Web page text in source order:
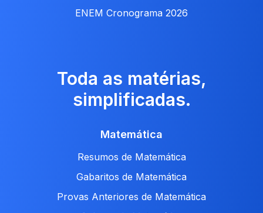
ENEM Cronograma 2026
Toda as matérias,
simplificadas.
Matemática
Resumos de Matemática
Gabaritos de Matemática
Provas Anteriores de Matemática